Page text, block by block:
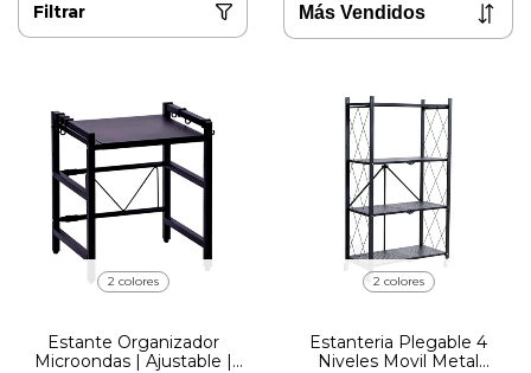
Filtrar
2 colores
Estante Organizador
Microondas | Ajustable |
2 colores
Estanteria Plegable 4
Niveles Movil Metal